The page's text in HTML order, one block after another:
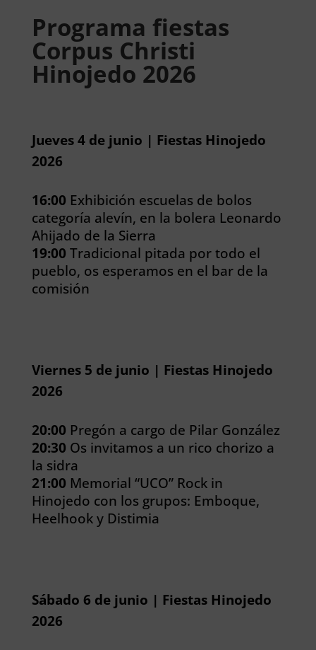
Programa fiestas
Corpus Christi
Hinojedo 2026
Jueves 4 de junio | Fiestas Hinojedo
2026
16:00 Exhibición escuelas de bolos
categoría alevín, en la bolera Leonardo
Ahijado de la Sierra
19:00 Tradicional pitada por todo el
pueblo, os esperamos en el bar de la
comisión
Viernes 5 de junio | Fiestas Hinojedo
2026
20:00 Pregón a cargo de Pilar González
20:30 Os invitamos a un rico chorizo a
la sidra
21:00 Memorial “UCO” Rock in
Hinojedo con los grupos: Emboque,
Heelhook y Distimia
Sábado 6 de junio | Fiestas Hinojedo
2026